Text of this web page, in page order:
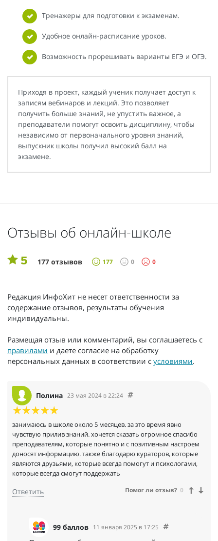
Тренажеры для подготовки к экзаменам.
Удобное онлайн-расписание уроков.
Возможность прорешивать варианты ЕГЭ и ОГЭ.
Приходя в проект, каждый ученик получает доступ к
записям вебинаров и лекций. Это позволяет
получить больше знаний, не упустить важное, а
преподаватели помогут освоить дисциплину, чтобы
независимо от первоначального уровня знаний,
выпускник школы получил высокий балл на
экзамене.
Отзывы об онлайн-школе
5 177 отзывов 177 0 0
Редакция ИнфоХит не несет ответственности за
содержание отзывов, результаты обучения
индивидуальны.
Размещая отзыв или комментарий, вы соглашаетесь с
правилами и даете согласие на обработку
персональных данных в соответствии с условиями.
Полина 23 мая 2024 в 22:24
занимаюсь в школе около 5 месяцев. за это время явно
чувствую прилив знаний. хочется сказать огромное спасибо
преподавателям, которые понятно и с позитивным настроем
доносят информацию. также благодарю кураторов, которые
являются друзьями, которые всегда помогут и психологами,
которые всегда смогут поддержать
Ответить Помог ли отзыв? 0
99 баллов 11 января 2025 в 17:25